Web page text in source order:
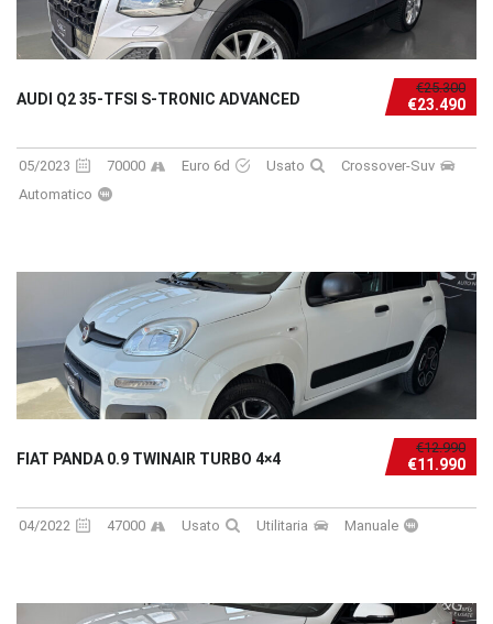
€25.300
€23.490
AUDI Q2 35-TFSI S-TRONIC ADVANCED
05/2023 70000 Euro 6d Usato
Crossover-Suv
Automatico
€12.990
€11.990
FIAT PANDA 0.9 TWINAIR TURBO 4×4
04/2022 47000 Usato Utilitaria Manuale